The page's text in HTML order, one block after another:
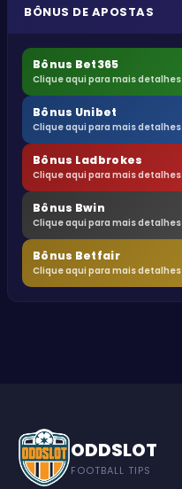
BÔNUS DE APOSTAS
Bônus Bet365
Clique aqui para mais detalhes
Bônus Unibet
Clique aqui para mais detalhes
Bônus Ladbrokes
Clique aqui para mais detalhes
Bônus Bwin
Clique aqui para mais detalhes
Bônus Betfair
Clique aqui para mais detalhes
ODDSLOT
FOOTBALL TIPS